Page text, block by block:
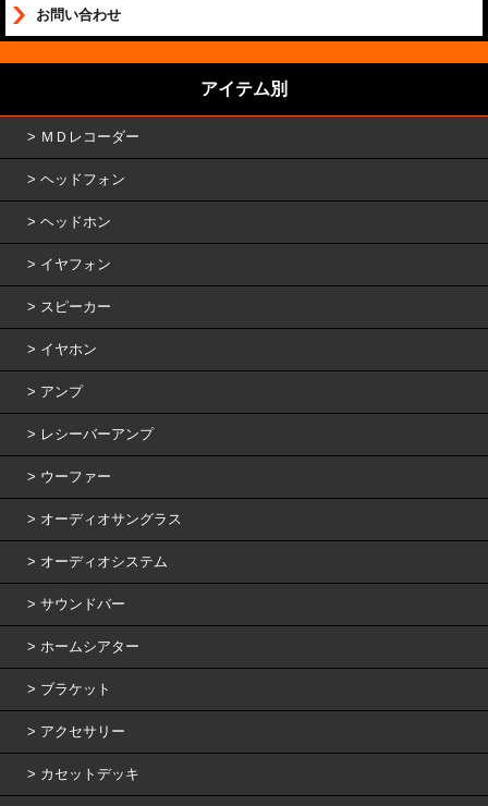
お問い合わせ
アイテム別
ＭＤレコーダー
ヘッドフォン
ヘッドホン
イヤフォン
スピーカー
イヤホン
アンプ
レシーバーアンプ
ウーファー
オーディオサングラス
オーディオシステム
サウンドバー
ホームシアター
ブラケット
アクセサリー
カセットデッキ